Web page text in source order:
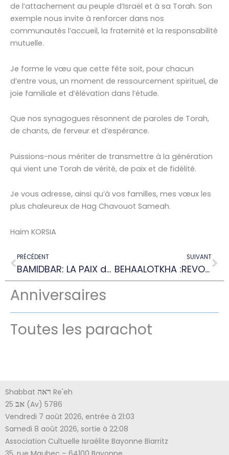
de l’attachement au peuple d’Israël et à sa Torah. Son
exemple nous invite à renforcer dans nos
communautés l’accueil, la fraternité et la responsabilité
mutuelle.
Je forme le vœu que cette fête soit, pour chacun
d’entre vous, un moment de ressourcement spirituel, de
joie familiale et d’élévation dans l’étude.
Que nos synagogues résonnent de paroles de Torah,
de chants, de ferveur et d’espérance.
Puissions-nous mériter de transmettre à la génération
qui vient une Torah de vérité, de paix et de fidélité.
Je vous adresse, ainsi qu’à vos familles, mes vœux les
plus chaleureux de Hag Chavouot Sameah.
Haim KORSIA
Précédent
PRÉCÉDENT
BAMIDBAR: LA PAIX dans L’UNITÉ
SUIVANT
BEHAALOTKHA :REVOLTE mais RECONNAISSANCE
Anniversaires
Toutes les parachot
Shabbat ראה Re'eh
25 אב (Av) 5786
Vendredi 7 août 2026, entrée à 21:03
Samedi 8 août 2026, sortie à 22:08
Association Cultuelle Israélite Bayonne Biarritz